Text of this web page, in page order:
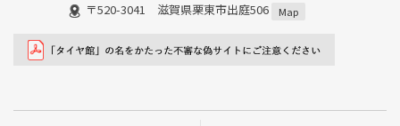
〒520-3041 滋賀県栗東市出庭506
Map